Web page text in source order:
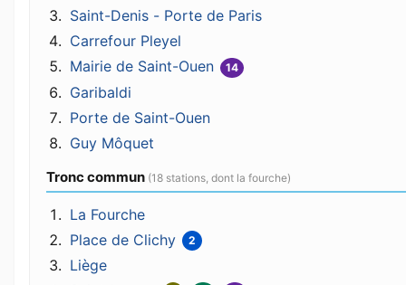
Saint-Denis - Porte de Paris
Carrefour Pleyel
Mairie de Saint-Ouen
14
Garibaldi
Porte de Saint-Ouen
Guy Môquet
Tronc commun (18 stations, dont la fourche)
La Fourche
Place de Clichy
2
Liège